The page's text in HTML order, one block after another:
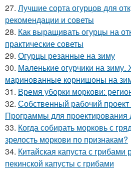
27. Лучшие сорта огурцов для
рекомендации и советы
28. Как выращивать огурцы на
практические советы
29. Огурцы резанные на зиму
30. Маленькие огурчики на зиму.
маринованные корнишоны на
31. Время уборки моркови:
32. Собственный рабочий
Программы для проектирования
33. Когда собирать морковь с
зрелость моркови по признакам?
34. Китайская капуста с грибами
пекинской капусты с грибами